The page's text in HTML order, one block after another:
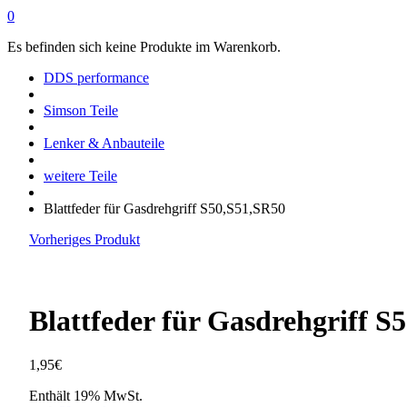
0
Es befinden sich keine Produkte im Warenkorb.
DDS performance
Simson Teile
Lenker & Anbauteile
weitere Teile
Blattfeder für Gasdrehgriff S50,S51,SR50
Vorheriges Produkt
Blattfeder für Gasdrehgriff
1,95€
Enthält 19% MwSt.